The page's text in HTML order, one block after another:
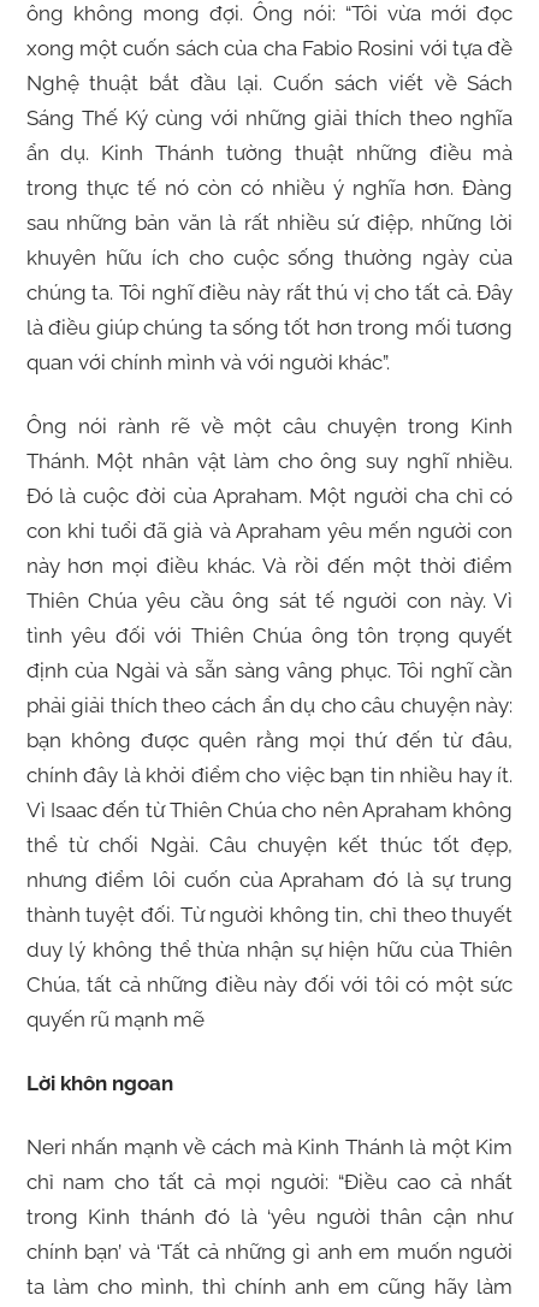
ông không mong đợi. Ông nói: “Tôi vừa mới đọc
xong một cuốn sách của cha Fabio Rosini với tựa đề
Nghệ thuật bắt đầu lại. Cuốn sách viết về Sách
Sáng Thế Ký cùng với những giải thích theo nghĩa
ẩn dụ. Kinh Thánh tường thuật những điều mà
trong thực tế nó còn có nhiều ý nghĩa hơn. Đàng
sau những bản văn là rất nhiều sứ điệp, những lời
khuyên hữu ích cho cuộc sống thường ngày của
chúng ta. Tôi nghĩ điều này rất thú vị cho tất cả. Đây
là điều giúp chúng ta sống tốt hơn trong mối tương
quan với chính mình và với người khác”.
Ông nói rành rẽ về một câu chuyện trong Kinh
Thánh. Một nhân vật làm cho ông suy nghĩ nhiều.
Đó là cuộc đời của Apraham. Một người cha chỉ có
con khi tuổi đã già và Apraham yêu mến người con
này hơn mọi điều khác. Và rồi đến một thời điểm
Thiên Chúa yêu cầu ông sát tế người con này. Vì
tình yêu đối với Thiên Chúa ông tôn trọng quyết
định của Ngài và sẵn sàng vâng phục. Tôi nghĩ cần
phải giải thích theo cách ẩn dụ cho câu chuyện này:
bạn không được quên rằng mọi thứ đến từ đâu,
chính đây là khởi điểm cho việc bạn tin nhiều hay ít.
Vì Isaac đến từ Thiên Chúa cho nên Apraham không
thể từ chối Ngài. Câu chuyện kết thúc tốt đẹp,
nhưng điểm lôi cuốn của Apraham đó là sự trung
thành tuyệt đối. Từ người không tin, chỉ theo thuyết
duy lý không thể thừa nhận sự hiện hữu của Thiên
Chúa, tất cả những điều này đối với tôi có một sức
quyến rũ mạnh mẽ
Lời khôn ngoan
Neri nhấn mạnh về cách mà Kinh Thánh là một Kim
chỉ nam cho tất cả mọi người: “Điều cao cả nhất
trong Kinh thánh đó là ‘yêu người thân cận như
chính bạn’ và ‘Tất cả những gì anh em muốn người
ta làm cho mình, thì chính anh em cũng hãy làm